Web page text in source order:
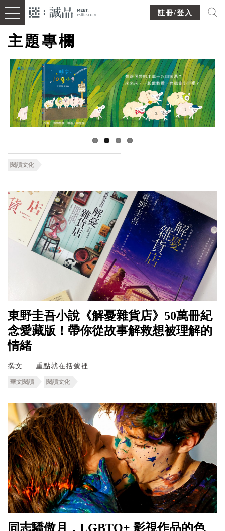
註冊/登入
主題專欄
閱讀文化
東野圭吾小說《解憂雜貨店》50萬冊紀
念愛藏版！帶你從故事解救想被理解的
情緒
撰文 重點就在括號裡
華文閱讀 閱讀文化
同志驕傲月，LGBTQ+ 影視作品的色